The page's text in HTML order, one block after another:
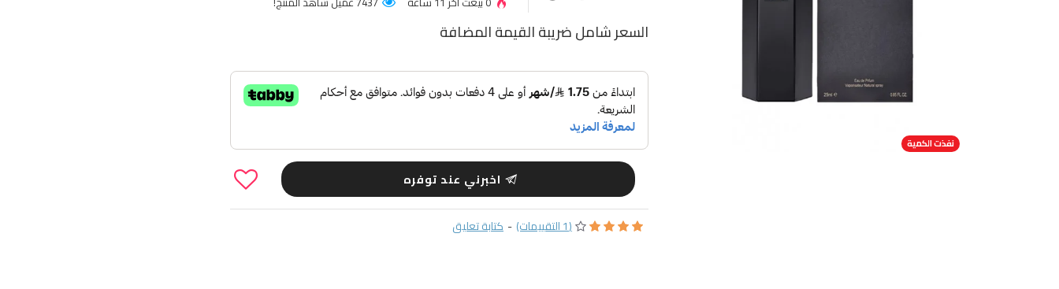
نفذت الكمية
السعر شامل ضريبة القيمة المضافة
(1 التقييمات) - كتابة تعليق
اخبرني عند توفره